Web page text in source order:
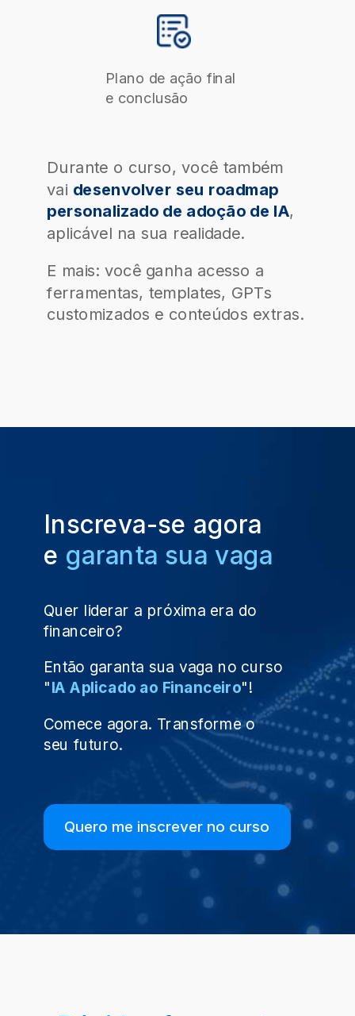
Inscreva-se agora
e garanta sua vaga
Quer liderar a próxima era do
financeiro?
Então garanta sua vaga no curso
"IA Aplicado ao Financeiro"!
Comece agora. Transforme o
seu futuro.
Quero me inscrever no curso
Plano de ação final
e conclusão
Durante o curso, você também
vai desenvolver seu roadmap
personalizado de adoção de IA,
aplicável na sua realidade.
E mais: você ganha acesso a
ferramentas, templates, GPTs
customizados e conteúdos extras.